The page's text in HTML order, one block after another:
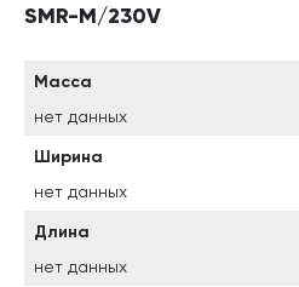
SMR-M/230V
Масса
нет данных
Ширина
нет данных
Длина
нет данных